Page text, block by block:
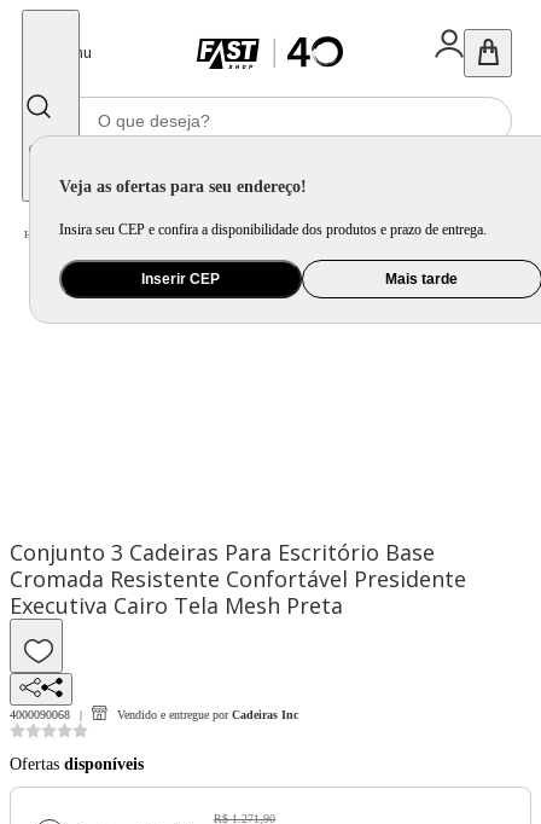
Menu
Veja as ofertas para seu endereço!
Insira seu CEP e confira a disponibilidade dos produtos e prazo de entrega.
Inserir CEP Mais tarde
Home Móveis e Decoração / Móveis para Escritório / Cadeira Office
Conjunto 3 Cadeiras Para Escritório Base
Cromada Resistente Confortável Presidente
Executiva Cairo Tela Mesh Preta
4000090068 Vendido e entregue por Cadeiras Inc
Ofertas disponíveis
R$ 1.271,90